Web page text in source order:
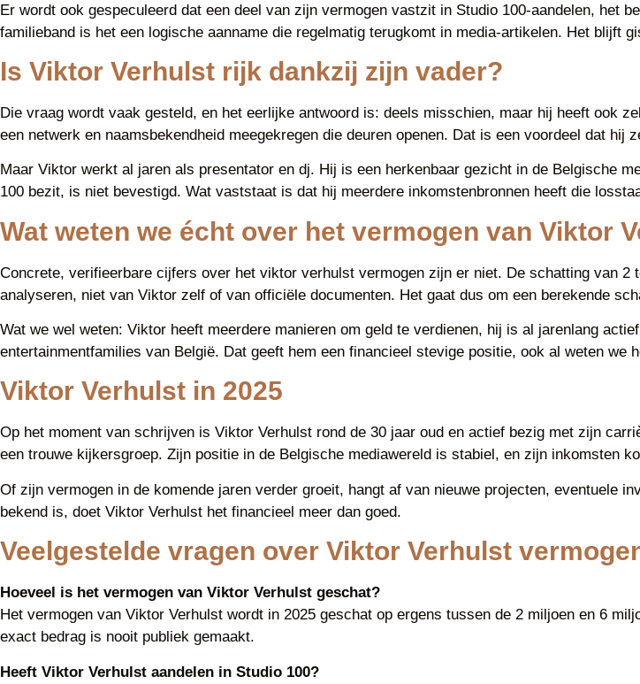
Er wordt ook gespeculeerd dat een deel van zijn vermogen vastzit in Studio 100-aandelen, het
familieband is het een logische aanname die regelmatig terugkomt in media-artikelen. Het blijft
Is Viktor Verhulst rijk dankzij zijn vader?
Die vraag wordt vaak gesteld, en het eerlijke antwoord is: deels misschien, maar hij heeft ook
een netwerk en naamsbekendheid meegekregen die deuren openen. Dat is een voordeel dat hij
Maar Viktor werkt al jaren als presentator en dj. Hij is een herkenbaar gezicht in de Belgische
100 bezit, is niet bevestigd. Wat vaststaat is dat hij meerdere inkomstenbronnen heeft die
Wat weten we écht over het vermogen van Viktor
Concrete, verifieerbare cijfers over het viktor verhulst vermogen zijn er niet. De schatting van
analyseren, niet van Viktor zelf of van officiële documenten. Het gaat dus om een berekende
Wat we wel weten: Viktor heeft meerdere manieren om geld te verdienen, hij is al jarenlang
entertainmentfamilies van België. Dat geeft hem een financieel stevige positie, ook al weten we
Viktor Verhulst in 2025
Op het moment van schrijven is Viktor Verhulst rond de 30 jaar oud en actief bezig met zijn
een trouwe kijkersgroep. Zijn positie in de Belgische mediawereld is stabiel, en zijn inkomsten
Of zijn vermogen in de komende jaren verder groeit, hangt af van nieuwe projecten, eventuele
bekend is, doet Viktor Verhulst het financieel meer dan goed.
Veelgestelde vragen over Viktor Verhulst
Hoeveel is het vermogen van Viktor Verhulst geschat?
Het vermogen van Viktor Verhulst wordt in 2025 geschat op ergens tussen de 2 miljoen en 6
exact bedrag is nooit publiek gemaakt.
Heeft Viktor Verhulst aandelen in Studio 100?